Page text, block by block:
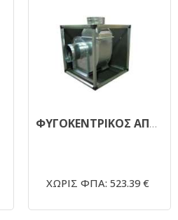
ΦΥΓΟΚΕΝΤΡΙΚΟΣ ΑΠΟΡΡΟΦΗΤΗΡΑΣ ΜΟΝΗΣ ΑΝΑΡΡΟΦΗΣΗΣ ΗΧΟΜΟΝΩΜΕΝΟΣ 1450RPM - Φ250 1ΗΡ 380V
ΧΩΡΙΣ ΦΠΑ: 523.39 €